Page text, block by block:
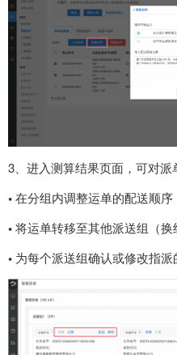
3、进入测算结果页面，可对派
•在分组内调整运单的配送顺序
•将运单转移至其他派送组（换
• 为每个派送组确认或修改指